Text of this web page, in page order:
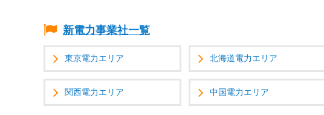
新電力事業社一覧
東京電力エリア 北海道電力エリア
関西電力エリア 中国電力エリア